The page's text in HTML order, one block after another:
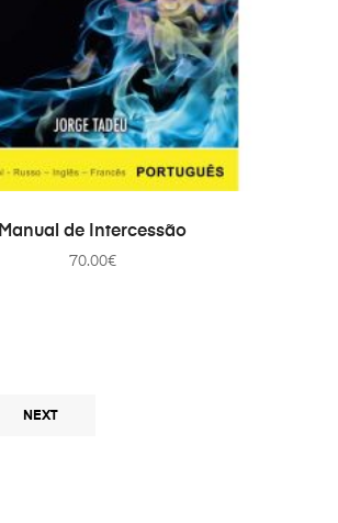
COMPRAR
Manual de Intercessão
70.00€
NEXT